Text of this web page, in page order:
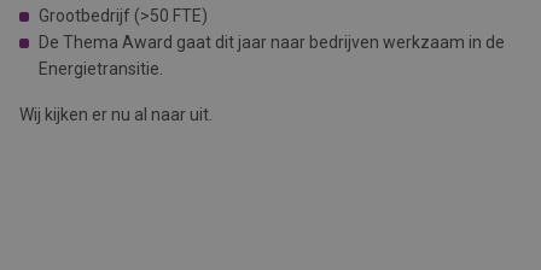
Grootbedrijf (>50 FTE)
De Thema Award gaat dit jaar naar bedrijven werkzaam in de
Energietransitie.
Wij kijken er nu al naar uit.